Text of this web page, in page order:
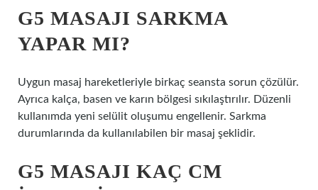
G5 MASAJI SARKMA
YAPAR MI?
Uygun masaj hareketleriyle birkaç seansta sorun çözülür.
Ayrıca kalça, basen ve karın bölgesi sıkılaştırılır. Düzenli
kullanımda yeni selülit oluşumu engellenir. Sarkma
durumlarında da kullanılabilen bir masaj şeklidir.
G5 MASAJI KAÇ CM